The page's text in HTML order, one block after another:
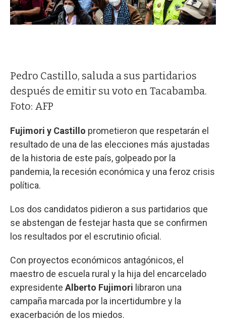
Pedro Castillo, saluda a sus partidarios
después de emitir su voto en Tacabamba.
Foto: AFP
Fujimori y Castillo prometieron que respetarán el
resultado de una de las elecciones más ajustadas
de la historia de este país, golpeado por la
pandemia, la recesión económica y una feroz crisis
política.
Los dos candidatos pidieron a sus partidarios que
se abstengan de festejar hasta que se confirmen
los resultados por el escrutinio oficial.
Con proyectos económicos antagónicos, el
maestro de escuela rural y la hija del encarcelado
expresidente Alberto Fujimori libraron una
campaña marcada por la incertidumbre y la
exacerbación de los miedos.